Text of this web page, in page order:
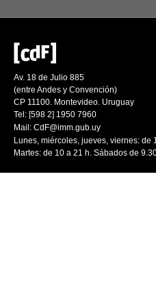
Av. 18 de Julio 885
(entre Andes y Convención)
CP 11100. Montevideo. Uruguay
Tel: [598 2] 1950 7960
Mail: CdF@imm.gub.uy
Lunes, miércoles, jueves, viernes: de
Martes: de 10 a 21 h. Sábados de